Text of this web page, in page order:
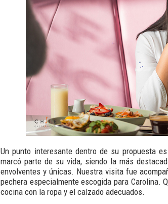
Un punto interesante dentro de su propuesta
marcó parte de su vida, siendo la más
envolventes y únicas. Nuestra visita fue
pechera especialmente escogida para Carolina.
cocina con la ropa y el calzado adecuados.